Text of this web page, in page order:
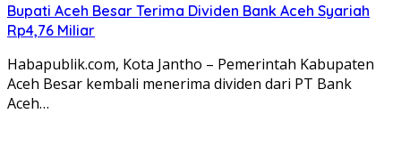
Bupati Aceh Besar Terima Dividen Bank Aceh Syariah
Rp4,76 Miliar
Habapublik.com, Kota Jantho – Pemerintah Kabupaten
Aceh Besar kembali menerima dividen dari PT Bank
Aceh…